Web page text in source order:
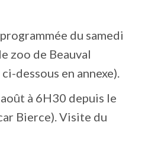
du samedi
zoo de Beauval
dessous en annexe).
à 6H30 depuis le
Bierce). Visite du